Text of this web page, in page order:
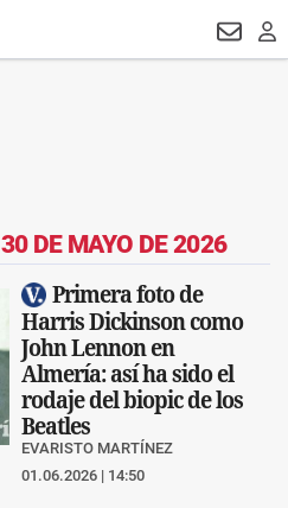
30 DE MAYO DE 2026
Primera foto de
Harris Dickinson como
John Lennon en
Almería: así ha sido el
rodaje del biopic de los
Beatles
EVARISTO MARTÍNEZ
01.06.2026 | 14:50